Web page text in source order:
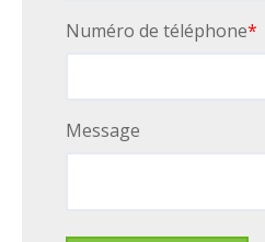
Numéro de téléphone*
Message